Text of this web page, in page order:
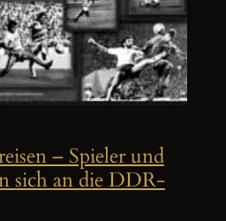
– Spieler und
sich an die DDR-